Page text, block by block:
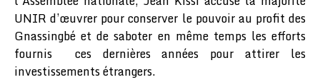
UNIR d’œuvrer pour conserver le pouvoir au profit des
Gnassingbé et de saboter en même temps les efforts
fournis ces dernières années pour attirer les
investissements étrangers.